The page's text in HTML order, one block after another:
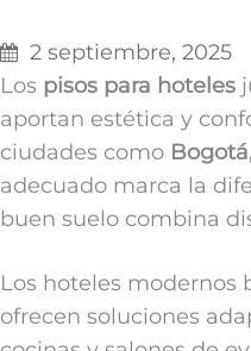
2 septiembre, 2025
Los pisos para hoteles
aportan estética y
ciudades como
adecuado marca la
buen suelo combina
Los hoteles modernos
ofrecen soluciones